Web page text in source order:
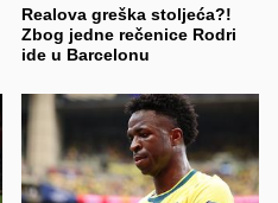
Realova greška stoljeća?!
Zbog jedne rečenice Rodri
ide u Barcelonu